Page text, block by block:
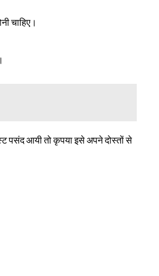
चाहिए।
पसंद आयी तो कृपया इसे अपने दोस्तों से